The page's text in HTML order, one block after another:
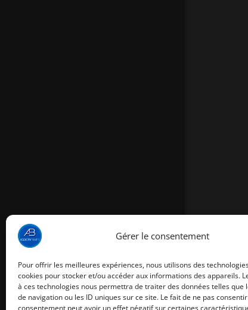
Gérer le consentement
Pour offrir les meilleures expériences, nous utilisons des
cookies pour stocker et/ou accéder aux informations des appareils.
à ces technologies nous permettra de traiter des données telles que
de navigation ou les ID uniques sur ce site. Le fait de ne pas
consentement peut avoir un effet négatif sur certaines